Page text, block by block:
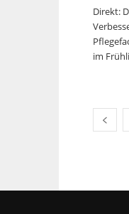
Direkt:
im